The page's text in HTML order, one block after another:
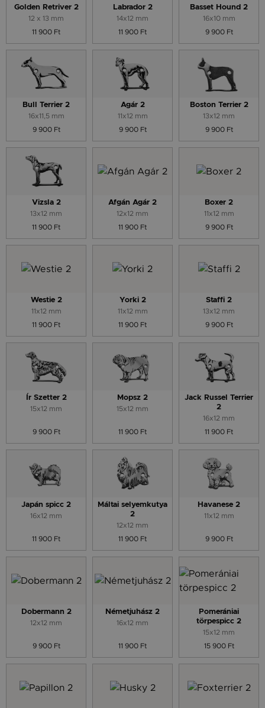
Golden Retriver 2
12 x 13 mm
11 900 Ft
Labrador 2
14x12 mm
11 900 Ft
Basset Hound 2
16x10 mm
9 900 Ft
Bull Terrier 2
16x11,5 mm
9 900 Ft
Agár 2
11x12 mm
9 900 Ft
Boston Terrier 2
13x12 mm
9 900 Ft
Vizsla 2
13x12 mm
11 900 Ft
Afgán Agár 2
12x12 mm
11 900 Ft
Boxer 2
11x12 mm
9 900 Ft
Westie 2
11x12 mm
11 900 Ft
Yorki 2
11x12 mm
11 900 Ft
Staffi 2
13x12 mm
9 900 Ft
Ír Szetter 2
15x12 mm
9 900 Ft
Mopsz 2
15x12 mm
11 900 Ft
Jack Russel Terrier
2
16x12 mm
11 900 Ft
Japán spicc 2
16x12 mm
11 900 Ft
Máltai selyemkutya
2
12x12 mm
11 900 Ft
Havanese 2
11x12 mm
9 900 Ft
Dobermann 2
12x12 mm
9 900 Ft
Németjuhász 2
16x12 mm
11 900 Ft
Pomerániai
törpespicc 2
15x12 mm
15 900 Ft